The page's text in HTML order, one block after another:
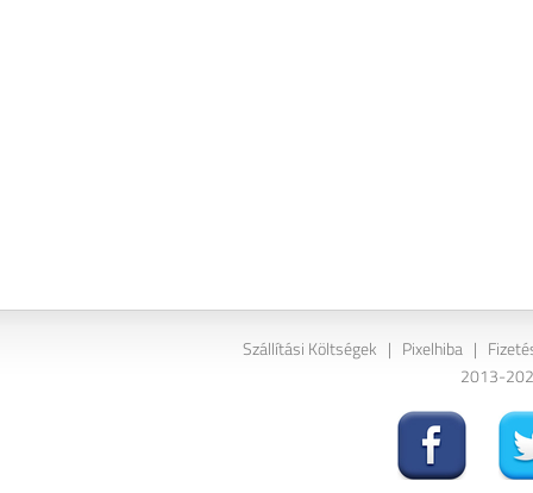
Szállítási Költségek | Pixelhiba |
2013-